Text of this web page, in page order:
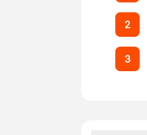
2
3